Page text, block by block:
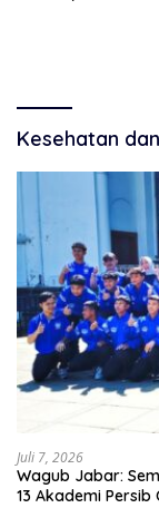
Kesehatan
Juli 7, 2026
Wagub Jabar:
13 Akademi